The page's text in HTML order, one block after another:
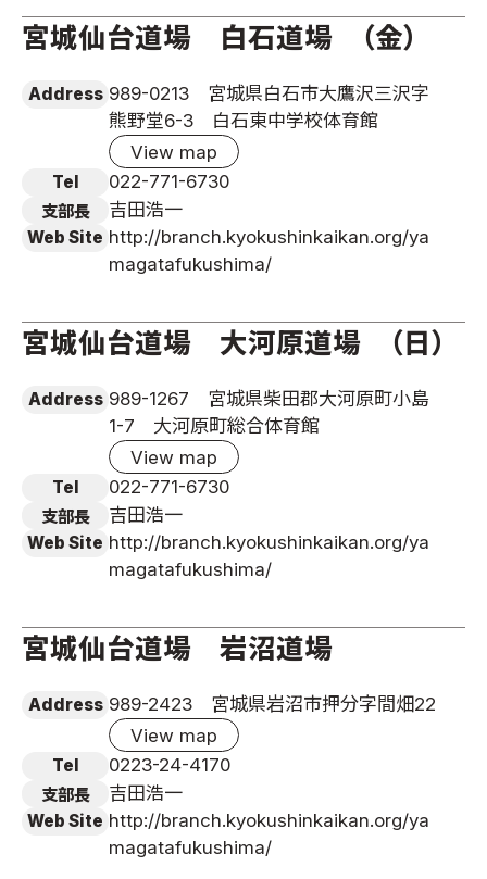
宮城仙台道場 白石道場 （金）
Address 989-0213 宮城県白石市大鷹沢三沢字
熊野堂6-3 白石東中学校体育館
View map
Tel 022-771-6730
支部長 吉田浩一
Web Site http://branch.kyokushinkaikan.org/ya
magatafukushima/
宮城仙台道場 大河原道場 （日）
Address 989-1267 宮城県柴田郡大河原町小島
1-7 大河原町総合体育館
View map
Tel 022-771-6730
支部長 吉田浩一
Web Site http://branch.kyokushinkaikan.org/ya
magatafukushima/
宮城仙台道場 岩沼道場
Address 989-2423 宮城県岩沼市押分字間畑22
View map
Tel 0223-24-4170
支部長 吉田浩一
Web Site http://branch.kyokushinkaikan.org/ya
magatafukushima/